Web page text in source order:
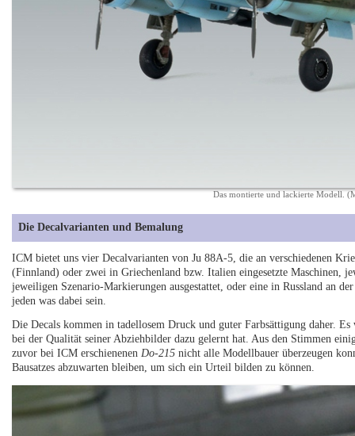
Das montierte und lackierte Modell.
Die Decalvarianten und Bemalung
ICM bietet uns vier Decalvarianten von Ju 88A-5, die an verschiedenen
(Finnland) oder zwei in Griechenland bzw. Italien eingesetzte Maschinen,
jeweiligen Szenario-Markierungen ausgestattet, oder eine in Russland an
jeden was dabei sein.
Die Decals kommen in tadellosem Druck und guter Farbsättigung daher.
bei der Qualität seiner Abziehbilder dazu gelernt hat. Aus den Stimmen
zuvor bei ICM erschienenenDo-215 nicht alle Modellbauer überzeugen
Bausatzes abzuwarten bleiben, um sich ein Urteil bilden zu können.